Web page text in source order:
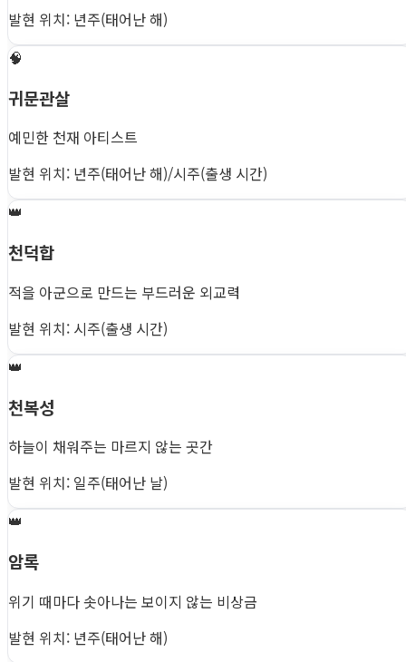
발현 위치: 년주(태어난 해)
🧠
귀문관살
예민한 천재 아티스트
발현 위치: 년주(태어난 해)/시주(출생 시간)
👑
천덕합
적을 아군으로 만드는 부드러운 외교력
발현 위치: 시주(출생 시간)
👑
천복성
하늘이 채워주는 마르지 않는 곳간
발현 위치: 일주(태어난 날)
👑
암록
위기 때마다 솟아나는 보이지 않는 비상금
발현 위치: 년주(태어난 해)